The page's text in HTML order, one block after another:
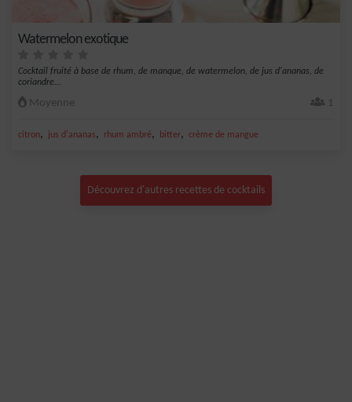
Watermelon exotique
Cocktail fruité à base de rhum, de manque, de watermelon, de jus d'ananas, de
coriandre...
Moyenne 1
citron, jus d'ananas, rhum ambré, bitter, crème de mangue
Découvrez d'autres recettes de cocktails